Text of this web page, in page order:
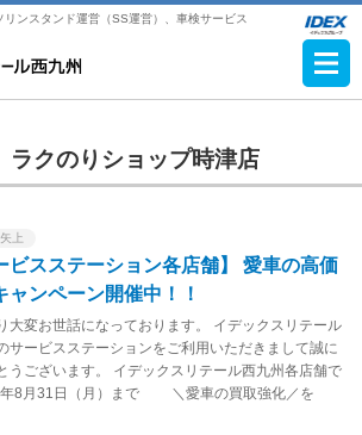
ンスタンド運営（SS運営）、車検サービス
ラクのりショップ時津店
上
ビスステーション各店舗】 愛車の高価
ャンペーン開催中！！
大変お世話になっております。 イデックスリテール
サービスステーションをご利用いただきまして誠に
うございます。 イデックスリテール西九州各店舗で
年8月31日（月）まで ＼愛車の買取強化／を